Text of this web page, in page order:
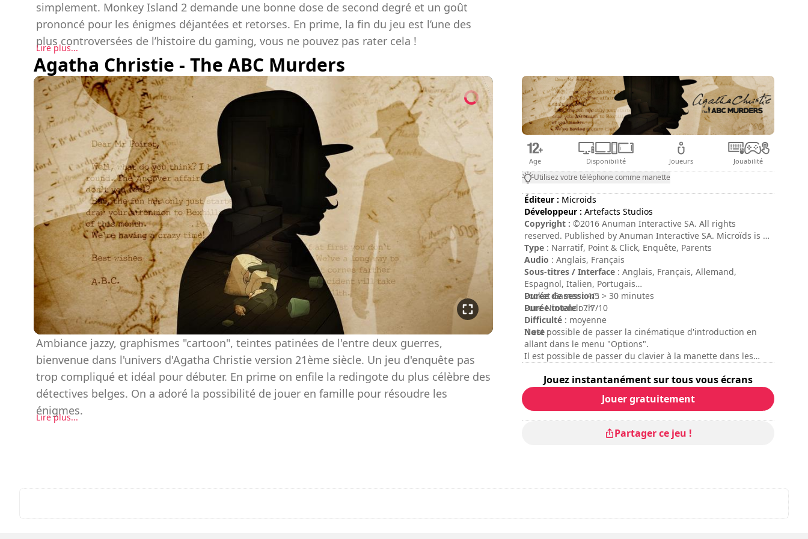
simplement. Monkey Island 2 demande une bonne dose de second degré et un goût
prononcé pour les énigmes déjantées et retorses. En prime, la fin du jeu est l’une des
plus controversées de l’histoire du gaming, vous ne pouvez pas rater cela !
Lire plus...
Agatha Christie - The ABC Murders
Ambiance jazzy, graphismes "cartoon", teintes patinées de l'entre deux guerres,
bienvenue dans l'univers d'Agatha Christie version 21ème siècle. Un jeu d'enquête pas
trop compliqué et idéal pour débuter. En prime on enfile la redingote du plus célèbre des
détectives belges. On a adoré la possibilité de jouer en famille pour résoudre les
énigmes.
Lire plus...
Age Disponibilité Joueurs Jouabilité
Utilisez votre téléphone comme manette
Éditeur : Microids
Développeur : Artefacts Studios
Copyright : ©2016 Anuman Interactive SA. All rights
reserved. Published by Anuman Interactive SA. Microïds is a
trademark of Anuman Interactive SA. All rights reserved.
Copyright © 2016 Agatha Christie Limited. All rights
reserved. The AGATHA CHRISTIE word mark and signature
and POIROT are registered trademarks of Agatha Christie
Limited in the UK and/or elsewhere. All rights reserved.
www.agathachristie.com
Type : Narratif, Point & Click, Enquête, Parents
Audio : Anglais, Français
Sous-titres / Interface : Anglais, Français, Allemand,
Espagnol, Italien, Portugais
Durée de session: > 30 minutes
Durée totale: 7h
Difficulté : moyenne
Note :
Pocket Gamer : 4/5
Pure Nintendo : 7/10
Il est possible de passer la cinématique d'introduction en
allant dans le menu "Options".
Il est possible de passer du clavier à la manette dans les
choix.Jouez instantanément sur tous vous écrans
Jouer gratuitement
Partager ce jeu !